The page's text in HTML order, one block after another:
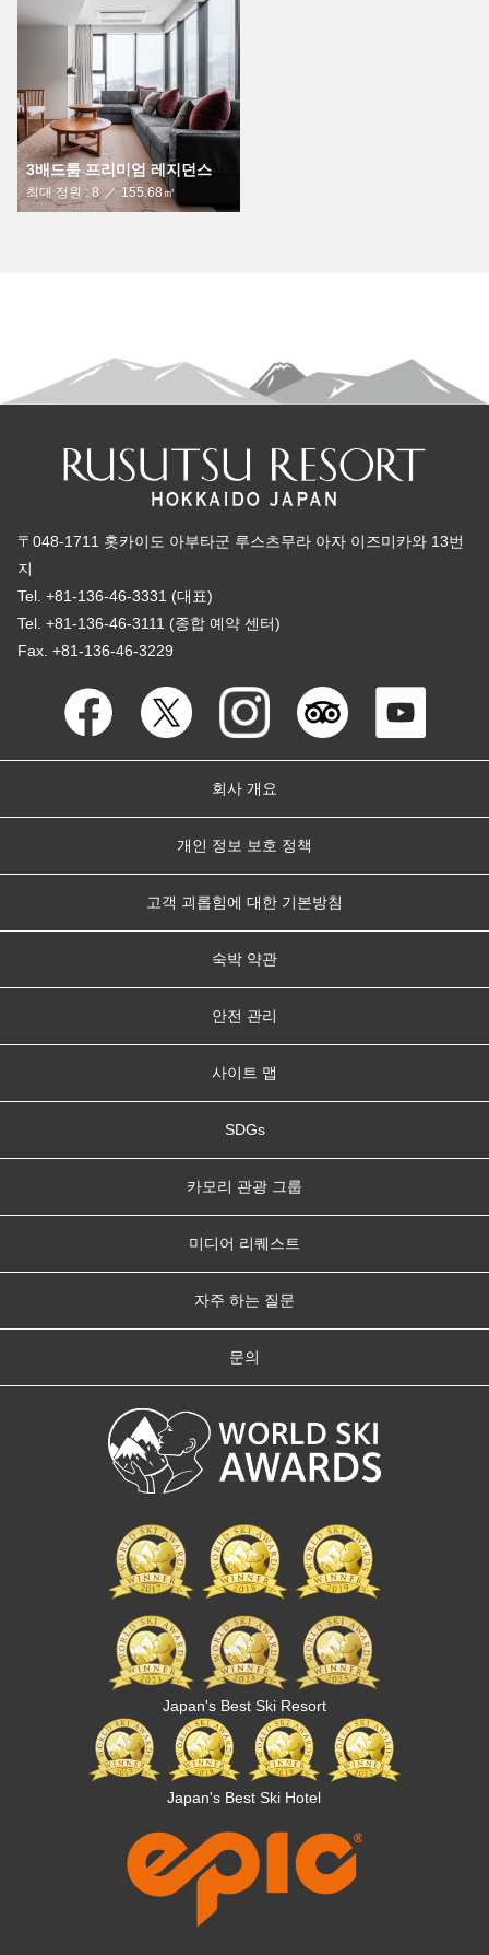
3배드룸 프리미엄 레지던스
최대 정원 : 8 155.68㎡
〒048-1711 홋카이도 아부타군 루스츠무라 아자 이즈미카와 13번
지
Tel. +81-136-46-3331 (대표)
Tel. +81-136-46-3111 (종합 예약 센터)
Fax. +81-136-46-3229
Japan's Best Ski Resort
Japan's Best Ski Hotel
회사 개요
개인 정보 보호 정책
고객 괴롭힘에 대한 기본방침
숙박 약관
안전 관리
사이트 맵
SDGs
카모리 관광 그룹
미디어 리퀘스트
자주 하는 질문
문의